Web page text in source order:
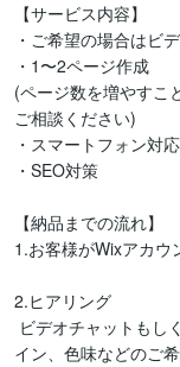
【サービス内容】
・ご希望の場合はビ
・1〜2ページ作成
(ページ数を増やすこ
ご相談ください)
・スマートフォン対応
・SEO対策
【納品までの流れ】
1.お客様がWixアカウ
2.ヒアリング
イン、色味などのご